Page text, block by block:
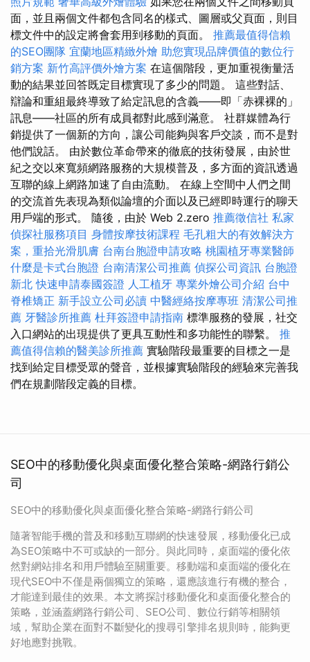
面，並且兩個文件都包含同名的樣式、圖層或父頁面，則目
標文件中的設定將會套用到移動的頁面。 推薦最值得信賴
的SEO團隊 宜蘭地區精緻外燴 助您實現品牌價值的數位行
銷方案 新竹高評價外燴方案 在這個階段，更加重視衡量活
動的結果並回答既定目標實現了多少的問題。 這些對話、
辯論和重組最終導致了給定訊息的含義——即「赤裸裸的」
訊息——社區的所有成員都對此感到滿意。 社群媒體為行
銷提供了一個新的方向，讓公司能夠與客戶交談，而不是對
他們說話。 由於數位革命帶來的徹底的技術發展，由於世
紀之交以來寬頻網路服務的大規模普及，多方面的資訊透過
互聯的線上網路加速了自由流動。 在線上空間中人們之間
的交流首先表現為類似論壇的介面以及已經即時運行的聊天
用戶端的形式。 隨後，由於 Web 2.zero 推薦徵信社 私家
偵探社服務項目 身體按摩技術課程 毛孔粗大的有效解決方
案，重拾光滑肌膚 台南台胞證申請攻略 桃園植牙專業醫師
什麼是卡式台胞證 台南清潔公司推薦 偵探公司資訊 台胞證
新北 快速申請泰國簽證 人工植牙 專業外燴公司介紹 台中
脊椎矯正 新手設立公司必讀 中醫經絡按摩專班 清潔公司推
薦 牙醫診所推薦 杜拜簽證申請指南 標準服務的發展，社交
入口網站的出現提供了更具互動性和多功能性的聯繫。 推
薦值得信賴的醫美診所推薦 實驗階段最重要的目標之一是
找到給定目標受眾的聲音，並根據實驗階段的經驗來完善我
們在規劃階段定義的目標。
SEO中的移動優化與桌面優化整合策略-網路行銷公
司
SEO中的移動優化與桌面優化整合策略-網路行銷公司
隨著智能手機的普及和移動互聯網的快速發展，移動優化已成
為SEO策略中不可或缺的一部分。與此同時，桌面端的優化依
然對網站排名和用戶體驗至關重要。移動端和桌面端的優化在
現代SEO中不僅是兩個獨立的策略，還應該進行有機的整合，
才能達到最佳的效果。本文將探討移動優化和桌面優化整合的
策略，並涵蓋網路行銷公司、SEO公司、數位行銷等相關領
域，幫助企業在面對不斷變化的搜尋引擎排名規則時，能夠更
好地應對挑戰。